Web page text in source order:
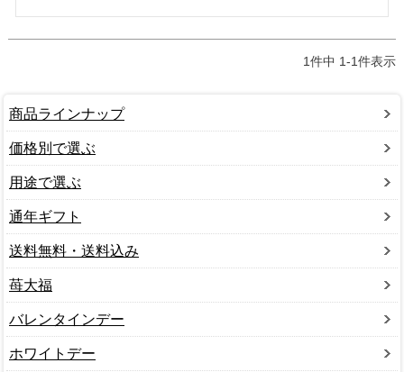
1件中 1-1件表示
商品ラインナップ
価格別で選ぶ
用途で選ぶ
通年ギフト
送料無料・送料込み
苺大福
バレンタインデー
ホワイトデー